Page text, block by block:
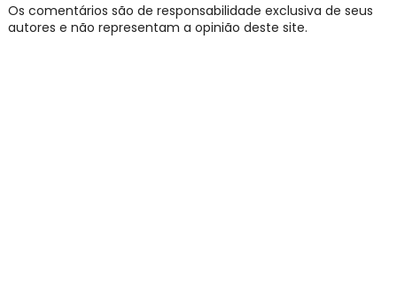
Os comentários são de responsabilidade exclusiva de seus
autores e não representam a opinião deste site.